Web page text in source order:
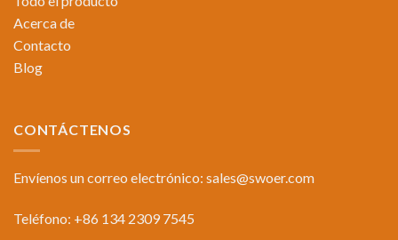
Acerca de
Contacto
Blog
CONTÁCTENOS
Envíenos un correo electrónico: sales@swoer.com
Teléfono: +86 134 2309 7545